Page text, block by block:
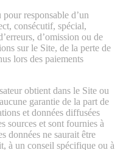
responsable d’un
consécutif, spécial,
d’omission ou de
sur le Site, de la perte de
lors des paiements
obtient dans le Site ou
garantie de la part de
et données diffusées
sources et sont fournies à
données ne saurait être
à un conseil spécifique ou à